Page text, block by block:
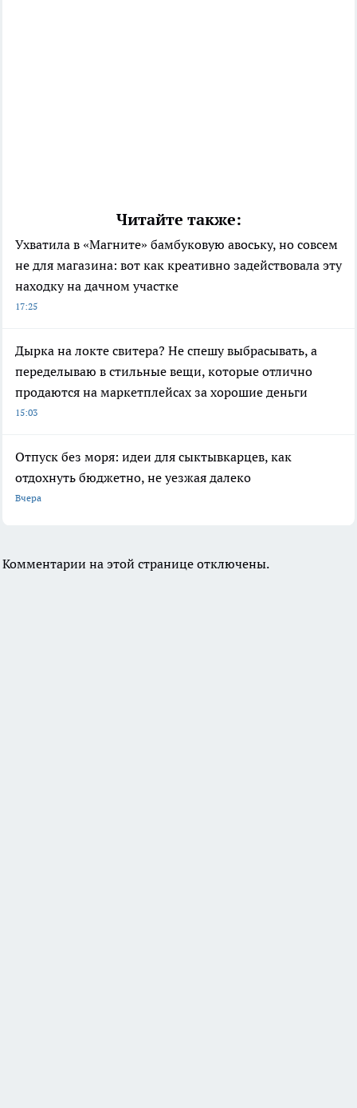
Читайте также:
Ухватила в «Магните» бамбуковую авоську, но совсем
не для магазина: вот как креативно задействовала эту
находку на дачном участке
17:25
Дырка на локте свитера? Не спешу выбрасывать, а
переделываю в стильные вещи, которые отлично
продаются на маркетплейсах за хорошие деньги
15:03
Отпуск без моря: идеи для сыктывкарцев, как
отдохнуть бюджетно, не уезжая далеко
Вчера
Комментарии на этой странице отключены.